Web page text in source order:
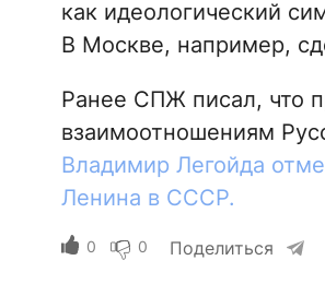
как идеологический
В Москве, например,
Ранее СПЖ писал, что
взаимоотношениям
Владимир Легойда
Ленина в СССР.
0 0 Поделиться